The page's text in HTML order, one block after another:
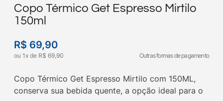
Copo Térmico Get Espresso Mirtilo
150ml
R$ 69,90
ou 1x de R$ 69,90 Outras formas de pagamento
Copo Térmico Get Espresso Mirtilo com 150ML,
conserva sua bebida quente, a opção ideal para o